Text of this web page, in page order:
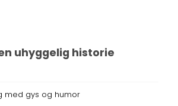
uhyggelig historie
med gys og humor